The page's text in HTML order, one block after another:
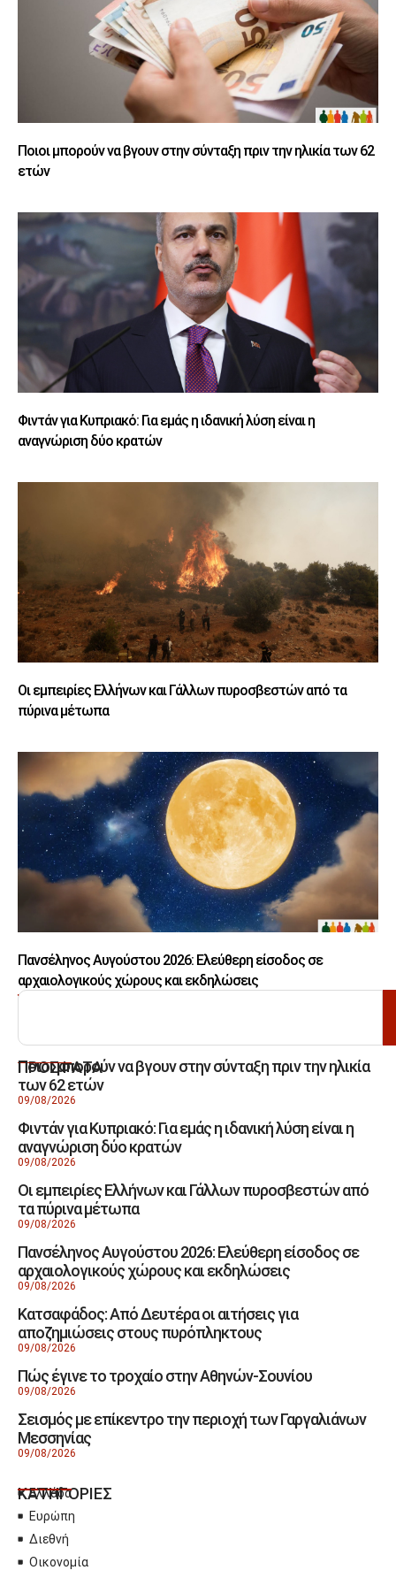
Ποιοι μπορούν να βγουν στην σύνταξη πριν την ηλικία των 62
ετών
Φιντάν για Κυπριακό: Για εμάς η ιδανική λύση είναι η
αναγνώριση δύο κρατών
Οι εμπειρίες Ελλήνων και Γάλλων πυροσβεστών από τα
πύρινα μέτωπα
Πανσέληνος Αυγούστου 2026: Ελεύθερη είσοδος σε
αρχαιολογικούς χώρους και εκδηλώσεις
ΑΝΑΖΗΤΗΣΗ
ΠΡΟΣΦΑΤΑ
Ποιοι μπορούν να βγουν στην σύνταξη πριν την ηλικία
των 62 ετών
09/08/2026
Φιντάν για Κυπριακό: Για εμάς η ιδανική λύση είναι η
αναγνώριση δύο κρατών
09/08/2026
Οι εμπειρίες Ελλήνων και Γάλλων πυροσβεστών από
τα πύρινα μέτωπα
09/08/2026
Πανσέληνος Αυγούστου 2026: Ελεύθερη είσοδος σε
αρχαιολογικούς χώρους και εκδηλώσεις
09/08/2026
Κατσαφάδος: Από Δευτέρα οι αιτήσεις για
αποζημιώσεις στους πυρόπληκτους
09/08/2026
Πώς έγινε το τροχαίο στην Αθηνών-Σουνίου
09/08/2026
Σεισμός με επίκεντρο την περιοχή των Γαργαλιάνων
Μεσσηνίας
09/08/2026
ΚΑΤΗΓΟΡΙΕΣ
Ελλάδα
Ευρώπη
Διεθνή
Οικονομία